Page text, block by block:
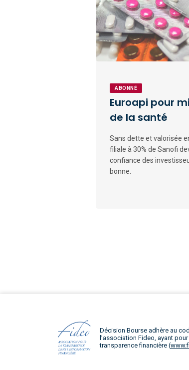
ABONNÉ
Euroapi pour
de la santé
Sans dette et valorisée
filiale à 30% de Sanofi
confiance des
bonne.
Décision Bourse adhère au
l’association Fideo, ayant
transparence financière (